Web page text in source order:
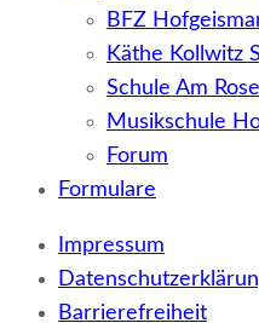
BFZ
Käthe Kollwitz
Schule Am
Musikschule
Forum
Formulare
Impressum
Barrierefreiheit